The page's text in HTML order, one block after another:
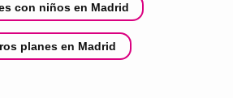
con niños en Madrid
planes en Madrid